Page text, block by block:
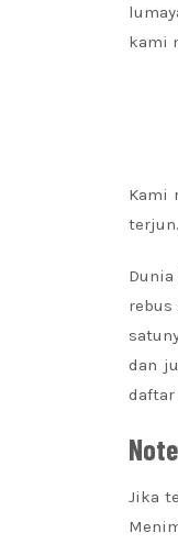
kami
Kami
dan
daftar
Note
Jika